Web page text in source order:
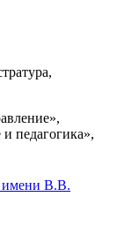
педагогика»,
имени В.В.